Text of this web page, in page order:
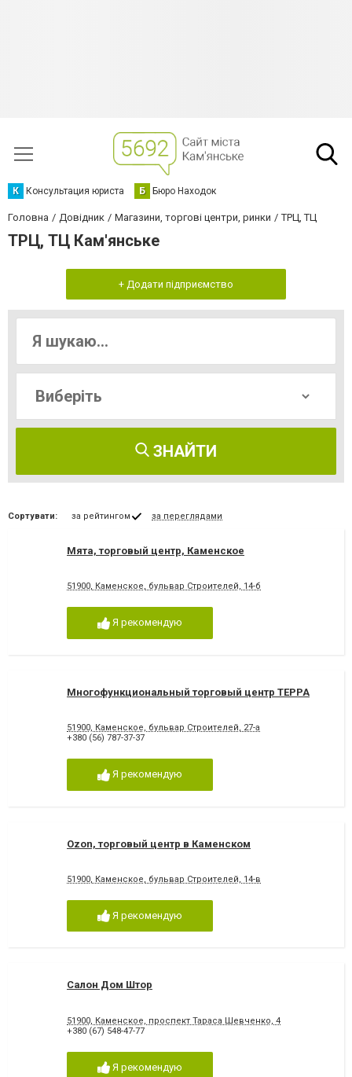
К Консультация юриста Б Бюро Находок
Головна Довідник Магазини, торгові центри, ринки ТРЦ, ТЦ
ТРЦ, ТЦ Кам'янське
+ Додати підприємство
ЗНАЙТИ
Сортувати: за рейтингом за переглядами
Мята, торговый центр, Каменское
51900, Каменское, бульвар Строителей, 14-б
Я рекомендую
Многофункциональный торговый центр ТЕРРА
51900, Каменское, бульвар Строителей, 27-а
+380 (56) 787-37-37
Я рекомендую
Ozon, торговый центр в Каменском
51900, Каменское, бульвар Строителей, 14-в
Я рекомендую
Салон Дом Штор
51900, Каменское, проспект Тараса Шевченко, 4
+380 (67) 548-47-77
Я рекомендую